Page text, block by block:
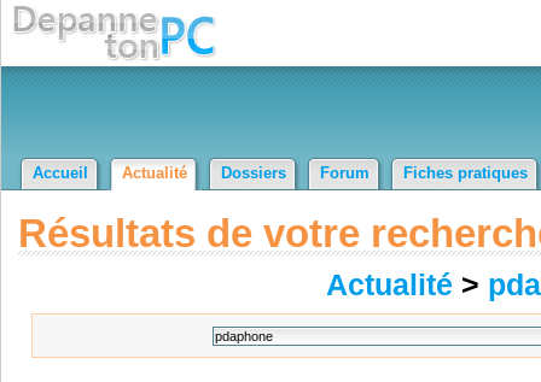
Accueil Actualité Dossiers Forum Fiches pratiques
Résultats de votre
Actualité >